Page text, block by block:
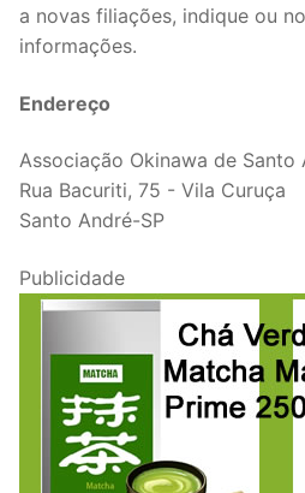
a novas filiações, indique ou
informações.
Endereço
Associação Okinawa de Santo
Rua Bacuriti, 75 - Vila Curuça
Santo André-SP
Publicidade